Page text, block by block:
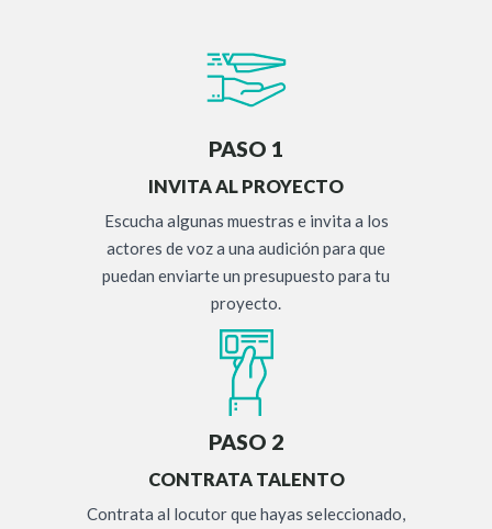
PASO 1
INVITA AL PROYECTO
Escucha algunas muestras e invita a los
actores de voz a una audición para que
puedan enviarte un presupuesto para tu
proyecto.
PASO 2
CONTRATA TALENTO
Contrata al locutor que hayas seleccionado,